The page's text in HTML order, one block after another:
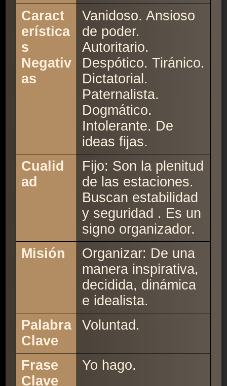
Caract
erística
s
Negativ
as
Vanidoso. Ansioso
de poder.
Autoritario.
Despótico. Tiránico.
Dictatorial.
Paternalista.
Dogmático.
Intolerante. De
ideas fijas.
Cualid
ad
Fijo: Son la plenitud
de las estaciones.
Buscan estabilidad
y seguridad . Es un
signo organizador.
Misión
Organizar: De una
manera inspirativa,
decidida, dinámica
e idealista.
Palabra
Clave
Voluntad.
Frase
Clave
Yo hago.